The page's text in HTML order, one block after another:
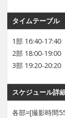
タイムテーブル
1部 16:40-17:40
2部 18:00-19:00
3部 19:20-20:20
スケジュール詳
各部=[撮影時間